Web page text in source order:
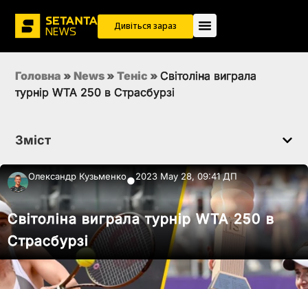
Дивіться зараз
Головна » News » Теніс » Світоліна виграла
турнір WTA 250 в Страсбурзі
Зміст
Олександр Кузьменко●2023 May 28, 09:41 ДП
Світоліна виграла турнір WTA 250 в
Страсбурзі